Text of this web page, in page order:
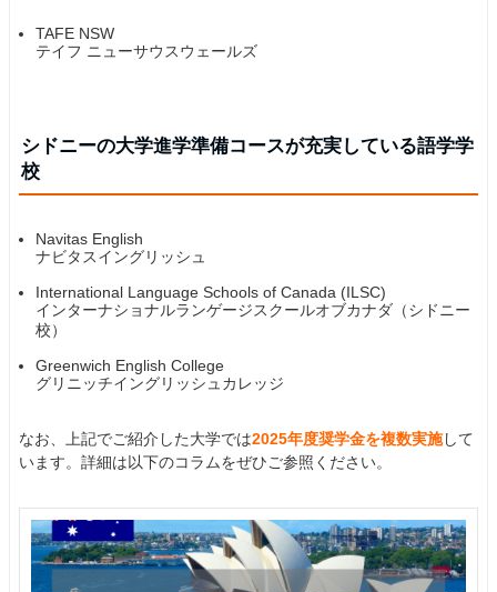
TAFE NSW
テイフ ニューサウスウェールズ
シドニーの大学進学準備コースが充実している語学学
校
Navitas English
ナビタスイングリッシュ
International Language Schools of Canada (ILSC)
インターナショナルランゲージスクールオブカナダ（シドニー
校）
Greenwich English College
グリニッチイングリッシュカレッジ
なお、上記でご紹介した大学では2025年度奨学金を複数実施して
います。詳細は以下のコラムをぜひご参照ください。